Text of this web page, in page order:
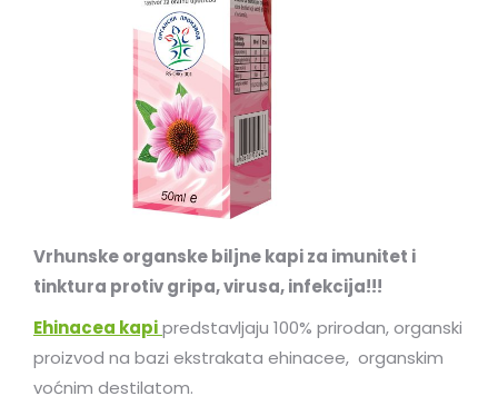
Vrhunske organske biljne kapi za imunitet i
tinktura protiv gripa, virusa, infekcija!!!
Ehinacea kapipredstavljaju 100% prirodan, organski
proizvod na bazi ekstrakata ehinacee, organskim
voćnim destilatom.